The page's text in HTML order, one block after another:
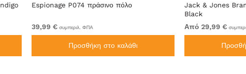
Espionage P074 πράσινο πόλο
39,99 € συμπεριλ. ΦΠΑ
Προσθήκη στο καλάθι
Jack & Jones
Black
Από 29,99 €